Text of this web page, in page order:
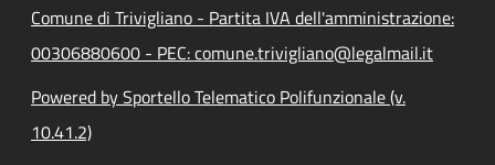
Comune di Trivigliano - Partita IVA dell'amministrazione:
00306880600 - PEC: comune.trivigliano@legalmail.it
Powered by Sportello Telematico Polifunzionale (v.
10.41.2)